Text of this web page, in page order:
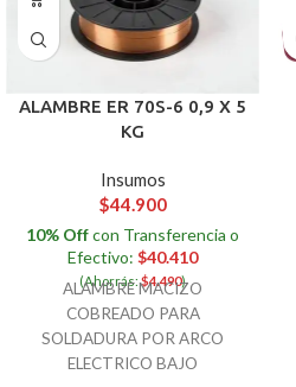
ALAMBRE ER 70S-6 0,9 X 5
KG
Insumos
$44.900
10% Offcon Transferencia o
Efectivo: $40.410
(Ahorrás:$4.490)
ALAMBRE MACIZO
COBREADO PARA
SOLDADURA POR ARCO
ELECTRICO BAJO